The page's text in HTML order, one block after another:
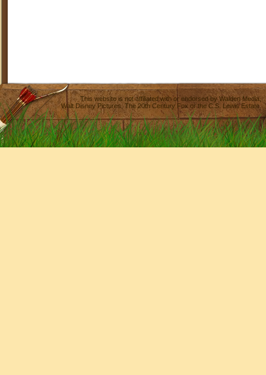
This website is not affiliated with or endorsed byWalden Media
Walt Disney Pictures,The 20th Century Fox or the C.S. Lewis Estate.